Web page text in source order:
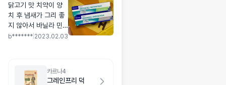
닭고기 맛 치약이 양
치 후 냄새가 그리 좋
지 않아서 바닐라 민
트로 마지막에 잇몸쪽
b******* 2023.02.03
카르나4
그레인프리 덕